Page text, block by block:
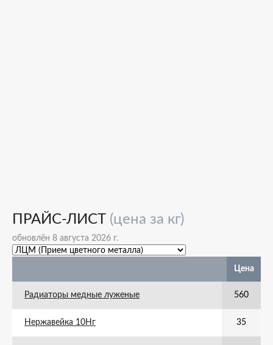
ПРАЙС-ЛИСТ (цена за кг)
обновлён 8 августа 2026 г.
Цена
Радиаторы медные луженые 560
Нержавейка 10Нг 35